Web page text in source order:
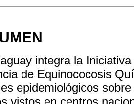
integra la
de Equinococosis
epidemiológicos
vistos en centros